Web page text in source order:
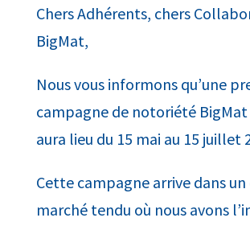
Chers Adhérents, chers
BigMat,
Nous vous informons qu’une
campagne de notoriété BigMat
aura lieu du 15 mai au 15 juillet
Cette campagne arrive dans
marché tendu où nous avons